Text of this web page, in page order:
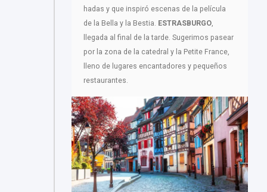
hadas y que inspiró escenas de la película
de la Bella y la Bestia. ESTRASBURGO,
llegada al final de la tarde. Sugerimos pasear
por la zona de la catedral y la Petite France,
lleno de lugares encantadores y pequeños
restaurantes.